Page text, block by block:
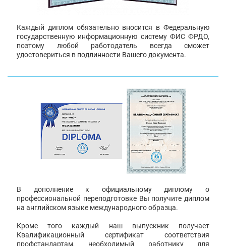
Каждый диплом обязательно вносится в Федеральную
государственную информационную систему ФИС ФРДО,
поэтому любой работодатель всегда сможет
удостовериться в подлинности Вашего документа.
В дополнение к официальному диплому о
профессиональной переподготовке Вы получите диплом
на английском языке международного образца.
Кроме того каждый наш выпускник получает
Квалификационный сертификат соответствия
профстандартам, необходимый работнику для